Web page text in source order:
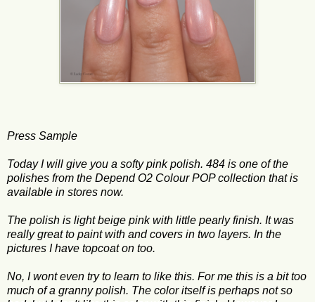
Press Sample
Today I will give you a softy pink polish. 484 is one of the
polishes from the Depend O2 Colour POP collection that is
available in stores now.
The polish is light beige pink with little pearly finish. It was
really great to paint with and covers in two layers. In the
pictures I have topcoat on too.
No, I wont even try to learn to like this. For me this is a bit too
much of a granny polish. The color itself is perhaps not so